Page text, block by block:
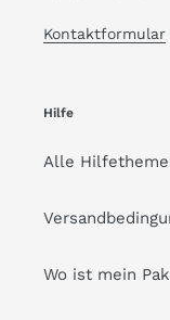
Kontaktformular
Hilfe
Alle
Wo ist mein